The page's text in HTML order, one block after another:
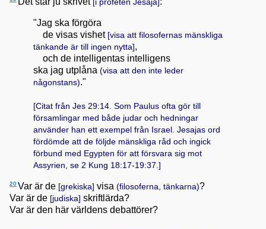
[i profeten Jesaja]
"Jag ska förgöra
de visas vishet [visa att filosofernas mänskliga
tänkande är till ingen nytta] ,
och de intelligentas intelligens
ska jag utplåna (visa att den inte leder
någonstans)."
[Citat från Jes 29:14. Som Paulus ofta gör till
församlingar med både judar och hedningar
använder han ett exempel från Israel. Jesajas ord
fördömde att de följde mänskliga råd och ingick
förbund med Egypten för att försvara sig mot
Assyrien, se 2 Kung 18:17-19:37.]
20Var är de [grekiska] visa (filosoferna, tänkarna)?
Var är de [judiska] skriftlärda?
Var är den här världens debattörer?